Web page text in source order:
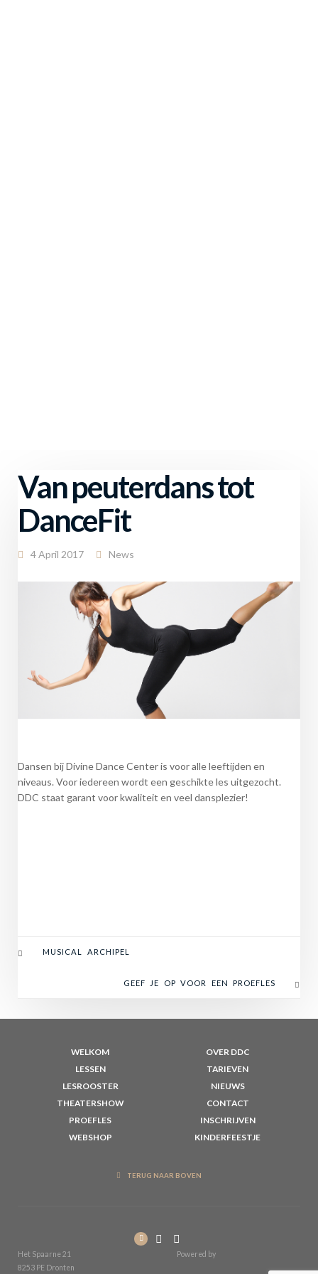
Van peuterdans tot
DanceFit
4 April 2017 News
Dansen bij Divine Dance Center is voor alle leeftijden en
niveaus. Voor iedereen wordt een geschikte les uitgezocht.
DDC staat garant voor kwaliteit en veel dansplezier!
MUSICAL ARCHIPEL
GEEF JE OP VOOR EEN PROEFLES
WELKOM
OVER DDC
LESSEN
TARIEVEN
LESROOSTER
NIEUWS
THEATERSHOW
CONTACT
PROEFLES
INSCHRIJVEN
WEBSHOP
KINDERFEESTJE
TERUG NAAR BOVEN
Het Spaarne 21
8253 PE Dronten
Powered by